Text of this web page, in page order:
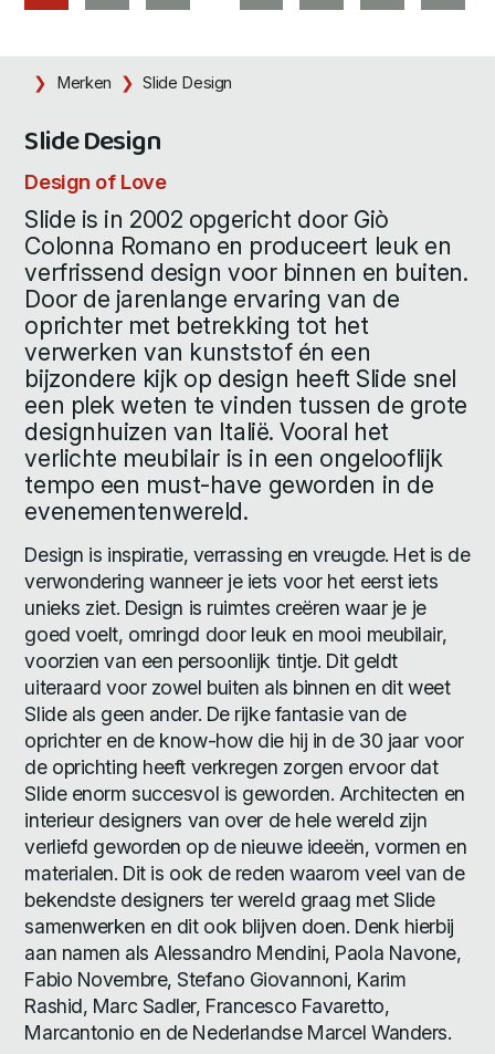
Merken Slide Design
Slide Design
Design of Love
Slide is in 2002 opgericht door Giò
Colonna Romano en produceert leuk en
verfrissend design voor binnen en buiten.
Door de jarenlange ervaring van de
oprichter met betrekking tot het
verwerken van kunststof én een
bijzondere kijk op design heeft Slide snel
een plek weten te vinden tussen de grote
designhuizen van Italië. Vooral het
verlichte meubilair is in een ongelooflijk
tempo een must-have geworden in de
evenementenwereld.
Design is inspiratie, verrassing en vreugde. Het is de
verwondering wanneer je iets voor het eerst iets
unieks ziet. Design is ruimtes creëren waar je je
goed voelt, omringd door leuk en mooi meubilair,
voorzien van een persoonlijk tintje. Dit geldt
uiteraard voor zowel buiten als binnen en dit weet
Slide als geen ander. De rijke fantasie van de
oprichter en de know-how die hij in de 30 jaar voor
de oprichting heeft verkregen zorgen ervoor dat
Slide enorm succesvol is geworden. Architecten en
interieur designers van over de hele wereld zijn
verliefd geworden op de nieuwe ideeën, vormen en
materialen. Dit is ook de reden waarom veel van de
bekendste designers ter wereld graag met Slide
samenwerken en dit ook blijven doen. Denk hierbij
aan namen als Alessandro Mendini, Paola Navone,
Fabio Novembre, Stefano Giovannoni, Karim
Rashid, Marc Sadler, Francesco Favaretto,
Marcantonio en de Nederlandse Marcel Wanders.